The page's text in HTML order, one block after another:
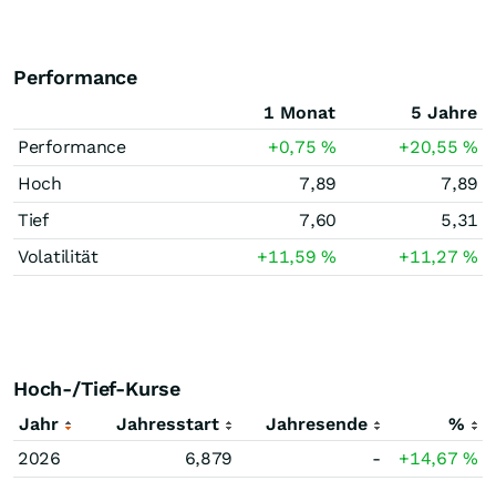
Performance
1 Monat
5 Jahre
Performance
+0,75% +20,55%
Hoch
7,89
7,89
Tief
7,60
5,31
Volatilität
+11,59% +11,27%
Hoch-/Tief-Kurse
Jahr Jahresstart Jahresende
%
2026
6,879 - +14,67%